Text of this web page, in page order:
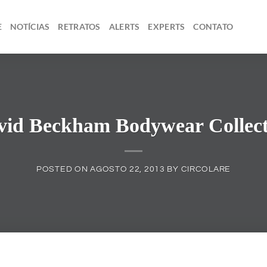
NOTÍCIAS RETRATOS ALERTS EXPERTS CONTATO
Beckham Bodywear
POSTED ONAGOSTO 22, 2013 BY CIRCOLARE